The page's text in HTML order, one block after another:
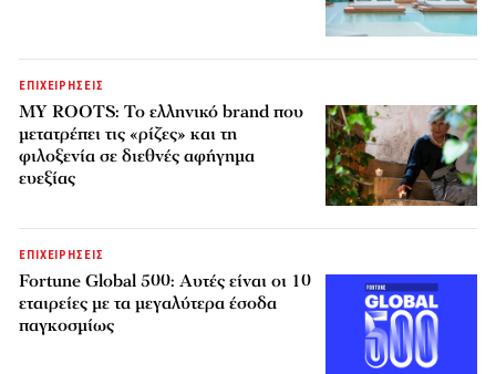
ΕΠΙΧΕΙΡΗΣΕΙΣ
MY ROOTS: Το ελληνικό brand που
μετατρέπει τις «ρίζες» και τη
φιλοξενία σε διεθνές αφήγημα
ευεξίας
ΕΠΙΧΕΙΡΗΣΕΙΣ
Fortune Global 500: Αυτές είναι οι 10
εταιρείες με τα μεγαλύτερα έσοδα
παγκοσμίως